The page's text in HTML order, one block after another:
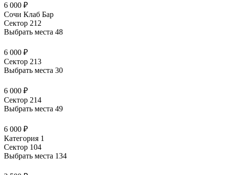
6 000 ₽
Сочи Клаб Бар
Сектор 212
Выбрать места 48
6 000 ₽
Сектор 213
Выбрать места 30
6 000 ₽
Сектор 214
Выбрать места 49
6 000 ₽
Категория 1
Сектор 104
Выбрать места 134